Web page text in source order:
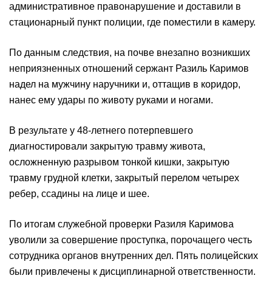
административное правонарушение и доставили в
стационарный пункт полиции, где поместили в камеру.
По данным следствия, на почве внезапно возникших
неприязненных отношений сержант Разиль Каримов
надел на мужчину наручники и, оттащив в коридор,
нанес ему удары по животу руками и ногами.
В результате у 48-летнего потерпевшего
диагностировали закрытую травму живота,
осложненную разрывом тонкой кишки, закрытую
травму грудной клетки, закрытый перелом четырех
ребер, ссадины на лице и шее.
По итогам служебной проверки Разиля Каримова
уволили за совершение проступка, порочащего честь
сотрудника органов внутренних дел. Пять полицейских
были привлечены к дисциплинарной ответственности.